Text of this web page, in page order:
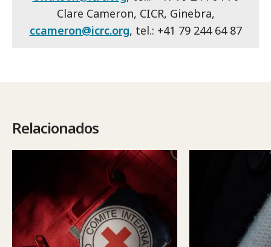
Clare Cameron, CICR, Ginebra,
ccameron@icrc.org, tel.: +41 79 244 64 87
Relacionados